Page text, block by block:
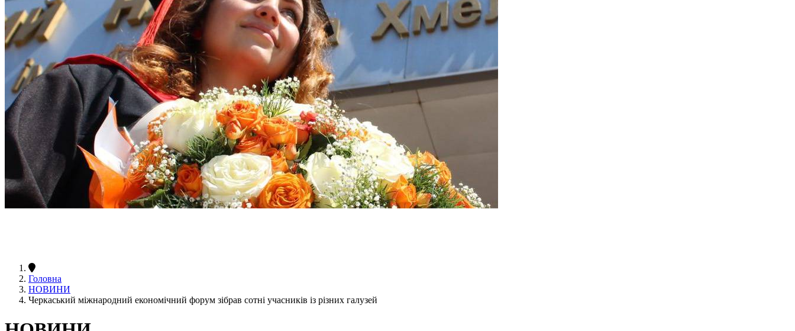
Головна
НОВИНИ
Черкаський міжнародний економічний форум зібрав сотні учасників із різних галузей